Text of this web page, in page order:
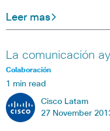
Leer mas
La comunicación
Colaboración
1 min read
Cisco Latam
27 November